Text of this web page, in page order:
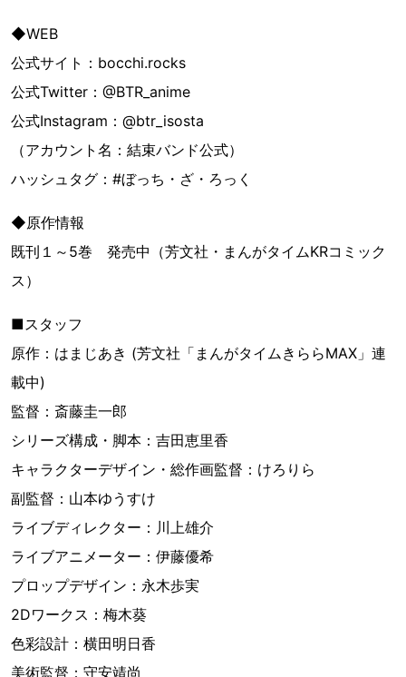
◆WEB
公式サイト：bocchi.rocks
公式Twitter：@BTR_anime
公式Instagram：@btr_isosta
（アカウント名：結束バンド公式）
ハッシュタグ：#ぼっち・ざ・ろっく
◆原作情報
既刊１～5巻 発売中（芳文社・まんがタイムKRコミック
ス）
■スタッフ
原作：はまじあき (芳文社「まんがタイムきららMAX」連
載中)
監督：斎藤圭一郎
シリーズ構成・脚本：吉田恵里香
キャラクターデザイン・総作画監督：けろりら
副監督：山本ゆうすけ
ライブディレクター：川上雄介
ライブアニメーター：伊藤優希
プロップデザイン：永木歩実
2Dワークス：梅木葵
色彩設計：横田明日香
美術監督：守安靖尚